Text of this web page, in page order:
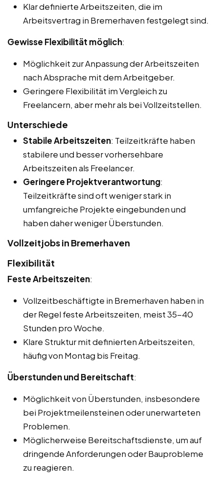
Klar definierte Arbeitszeiten, die im
Arbeitsvertrag in Bremerhaven festgelegt sind.
Gewisse Flexibilität möglich:
Möglichkeit zur Anpassung der Arbeitszeiten
nach Absprache mit dem Arbeitgeber.
Geringere Flexibilität im Vergleich zu
Freelancern, aber mehr als bei Vollzeitstellen.
Unterschiede
Stabile Arbeitszeiten: Teilzeitkräfte haben
stabilere und besser vorhersehbare
Arbeitszeiten als Freelancer.
Geringere Projektverantwortung:
Teilzeitkräfte sind oft weniger stark in
umfangreiche Projekte eingebunden und
haben daher weniger Überstunden.
Vollzeitjobs in Bremerhaven
Flexibilität
Feste Arbeitszeiten:
Vollzeitbeschäftigte in Bremerhaven haben in
der Regel feste Arbeitszeiten, meist 35-40
Stunden pro Woche.
Klare Struktur mit definierten Arbeitszeiten,
häufig von Montag bis Freitag.
Überstunden und Bereitschaft:
Möglichkeit von Überstunden, insbesondere
bei Projektmeilensteinen oder unerwarteten
Problemen.
Möglicherweise Bereitschaftsdienste, um auf
dringende Anforderungen oder Bauprobleme
zu reagieren.